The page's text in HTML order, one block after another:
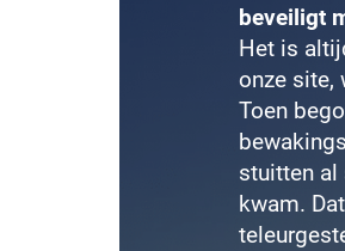
beveiligt
Het is
onze site,
Toen
stuitten al
kwam.